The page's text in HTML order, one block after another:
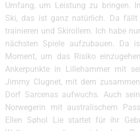
Umfang, um Leistung zu bringen.
Ski, das ist ganz natürlich. Da
trainieren und Skirollern. Ich habe
nächsten Spiele aufzubauen. Da
Moment, um das Risiko
Ankerpunkte in Lillehammer mit
Jimmy Clugnet, mit dem
Dorf Sarcenas aufwuchs. Auch
Norwegerin mit australischem
Ellen Søhol Lie startet für ihr